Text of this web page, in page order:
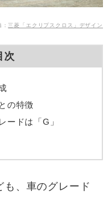
三菱「エクリプスクロス」デザイン
次
の特徴
ードは「G」
、車のグレード